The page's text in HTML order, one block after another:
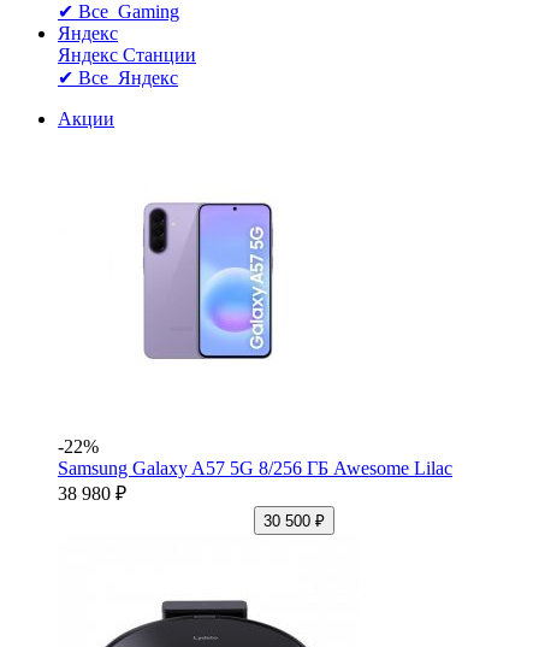
✔ Все Gaming
Яндекс
Яндекс Станции
✔ Все Яндекс
Акции
-22%
Samsung Galaxy A57 5G 8/256 ГБ Awesome Lilac
38 980 ₽
30 500 ₽